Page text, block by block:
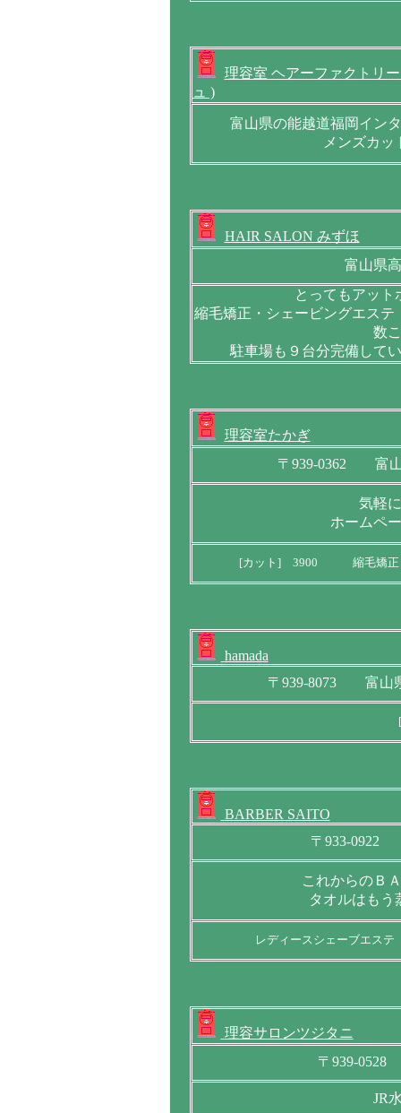
理容室 ヘアーファクトリ
ュ )
富山県の能越道福岡イン
メンズカ
HAIR SALON みずほ
富山県
とってもアット
縮毛矯正・シェービングエス
数
駐車場も９台分完備して
理容室たかぎ
〒939-0362 富山
気軽
ホームペ
[カット] 3900 縮毛矯正１
hamada
〒939-8073 富山
BARBER SAITO
〒933-0922
これからのＢ
タオルはもう
レディースシェーブエス
理容サロンツジタニ
〒939-
JR